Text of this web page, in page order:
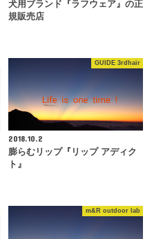
犬用ブランド『ラフウェア』の正
規販売店
GUIDE 3rdhair
2018.10.2
膨らむリップ『リップ アディク
ト』
m&R outdoor lab